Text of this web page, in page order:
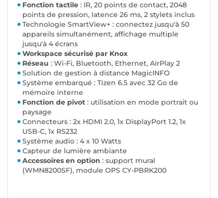
Fonction tactile : IR, 20 points de contact, 2048
points de pression, latence 26 ms, 2 stylets inclus
Technologie SmartView+ : connectez jusqu'à 50
appareils simultanément, affichage multiple
jusqu'à 4 écrans
Workspace sécurisé par Knox
Réseau : Wi-Fi, Bluetooth, Ethernet, AirPlay 2
Solution de gestion à distance MagicINFO
Système embarqué : Tizen 6.5 avec 32 Go de
mémoire interne
Fonction de pivot : utilisation en mode portrait ou
paysage
Connecteurs : 2x HDMI 2.0, 1x DisplayPort 1.2, 1x
USB-C, 1x RS232
Système audio : 4 x 10 Watts
Capteur de lumière ambiante
Accessoires en option : support mural
(WMN8200SF), module OPS CY-PBRK200